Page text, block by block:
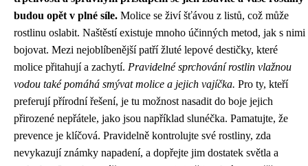
budou opět v plné síle. Molice se živí šťávou z listů, což může
rostlinu oslabit. Naštěstí existuje mnoho účinných metod, jak s nimi
bojovat. Mezi nejoblíbenější patří žluté lepové destičky, které
molice přitahují a zachytí. Pravidelné sprchování rostlin vlažnou
vodou také pomáhá smývat molice a jejich vajíčka. Pro ty, kteří
preferují přírodní řešení, je tu možnost nasadit do boje jejich
přirozené nepřátele, jako jsou například slunéčka. Pamatujte, že
prevence je klíčová. Pravidelně kontrolujte své rostliny, zda
nevykazují známky napadení, a dopřejte jim dostatek světla a